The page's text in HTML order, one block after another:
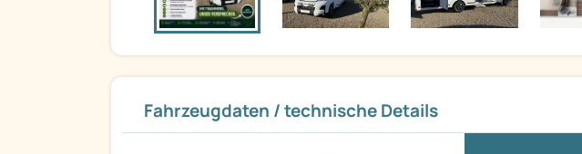
Fahrzeugdaten / technische Details